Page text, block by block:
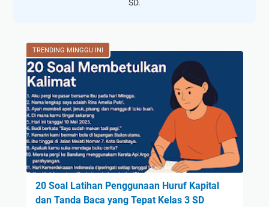
SD.
TRENDING MINGGU INI
20 Soal Latihan Penggunaan Huruf Kapital
dan Tanda Baca yang Tepat Kelas 3 SD